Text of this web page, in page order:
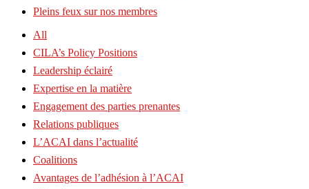
Pleins feux sur nos membres
All
CILA’s Policy Positions
Leadership éclairé
Expertise en la matière
Engagement des parties prenantes
Relations publiques
L’ACAI dans l’actualité
Coalitions
Avantages de l’adhésion à l’ACAI